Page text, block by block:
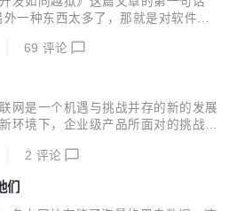
B的，这你也信？”，所以请不要浪
在本文中我姑且称他为V。 之所以是
一种东西太多了，那就是对软件开
眼熟，没错，那你是一定看过了《 如
相同，正如桔子和橙子各有味道一
家乐一乐。我本想在下面每个评述的
有些描述很抽象，不知道配什么样的
下面的文章里，谢谢。 Ada语言是辆
69 评论
网是一个机遇与挑战并存的新的发展
环境下，企业级产品所面对的挑战，
用，Internet协会成立，人们开始学
下高速发展，这之后的15年是互联网
2 评论
们